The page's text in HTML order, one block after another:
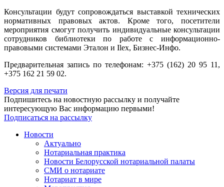
Консультации будут сопровождаться выставкой технических
нормативных правовых актов. Кроме того, посетители
мероприятия смогут получить индивидуальные консультации
сотрудников библиотеки по работе с информационно-
правовыми системами Эталон и Ilex, Бизнес-Инфо.
Предварительная запись по телефонам: +375 (162) 20 95 11,
+375 162 21 59 02.
Версия для печати
Подпишитесь на новостную рассылку и получайте
интересующую Вас информацию первыми!
Подписаться на рассылку
Новости
Актуально
Нотариальная практика
Новости Белорусской нотариальной палаты
СМИ о нотариате
Нотариат в мире